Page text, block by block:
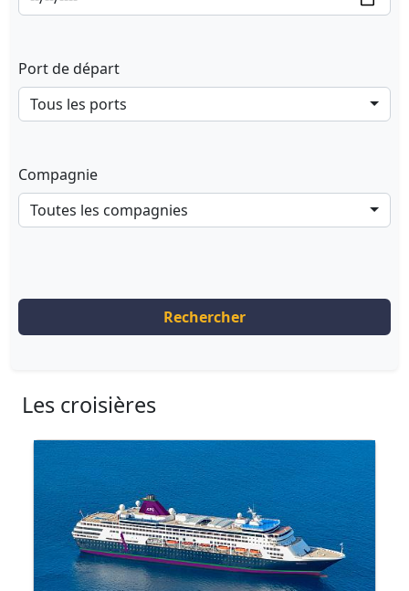
Port de départ
Tous les ports
Compagnie
Toutes les compagnies
Rechercher
Les croisières